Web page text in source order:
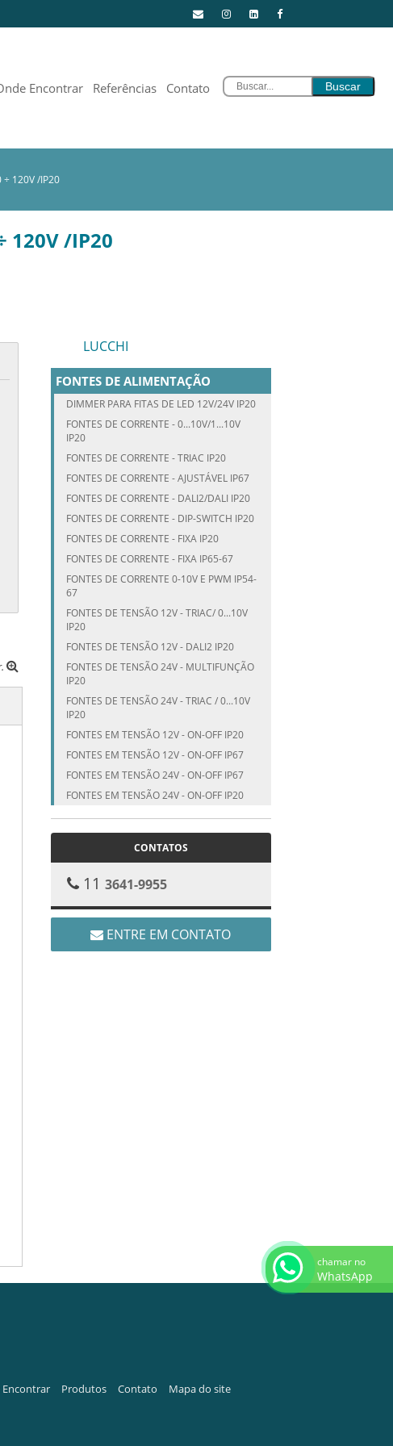
Encontrar Referências Contato
÷ 120V /IP20
120V /IP20
LUCCHI
FONTES DE ALIMENTAÇÃO
DIMMER PARA FITAS DE LED 12V/24V IP20
FONTES DE CORRENTE - 0...10V/1...10V
IP20
FONTES DE CORRENTE - TRIAC IP20
FONTES DE CORRENTE - AJUSTÁVEL IP67
FONTES DE CORRENTE - DALI2/DALI IP20
FONTES DE CORRENTE - DIP-SWITCH IP20
FONTES DE CORRENTE - FIXA IP20
FONTES DE CORRENTE - FIXA IP65-67
FONTES DE CORRENTE 0-10V E PWM IP54-
67
FONTES DE TENSÃO 12V - TRIAC/ 0...10V
IP20
FONTES DE TENSÃO 12V - DALI2 IP20
FONTES DE TENSÃO 24V - MULTIFUNÇÃO
IP20
FONTES DE TENSÃO 24V - TRIAC / 0...10V
IP20
FONTES EM TENSÃO 12V - ON-OFF IP20
FONTES EM TENSÃO 12V - ON-OFF IP67
FONTES EM TENSÃO 24V - ON-OFF IP67
FONTES EM TENSÃO 24V - ON-OFF IP20
CONTATOS
11 3641-9955
ENTRE EM CONTATO
Produtos Contato Mapa do site
chamar no
WhatsApp